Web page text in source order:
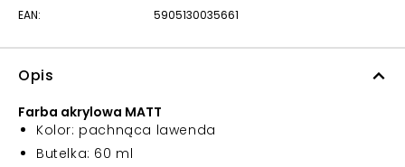
EAN: 5905130035661
Opis
Farba akrylowa MATT
Kolor: pachnąca lawenda
Butelka: 60 ml